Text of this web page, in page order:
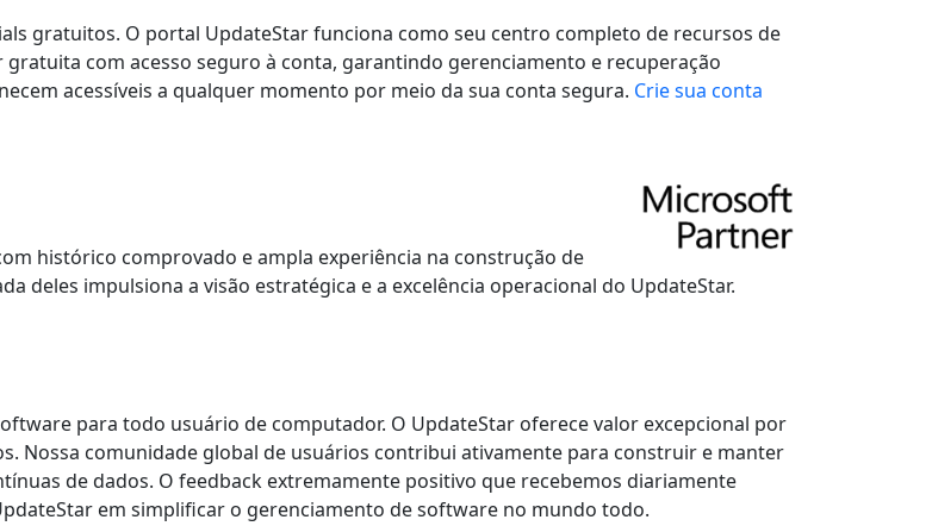
gratuitos. O portal UpdateStar funciona como seu centro completo de recursos de
com acesso seguro à conta, garantindo gerenciamento e recuperação
acessíveis a qualquer momento por meio da sua conta segura. Crie sua conta
histórico comprovado e ampla experiência na construção de
deles impulsiona a visão estratégica e a excelência operacional do UpdateStar.
para todo usuário de computador. O UpdateStar oferece valor excepcional por
Nossa comunidade global de usuários contribui ativamente para construir e manter
de dados. O feedback extremamente positivo que recebemos diariamente
em simplificar o gerenciamento de software no mundo todo.